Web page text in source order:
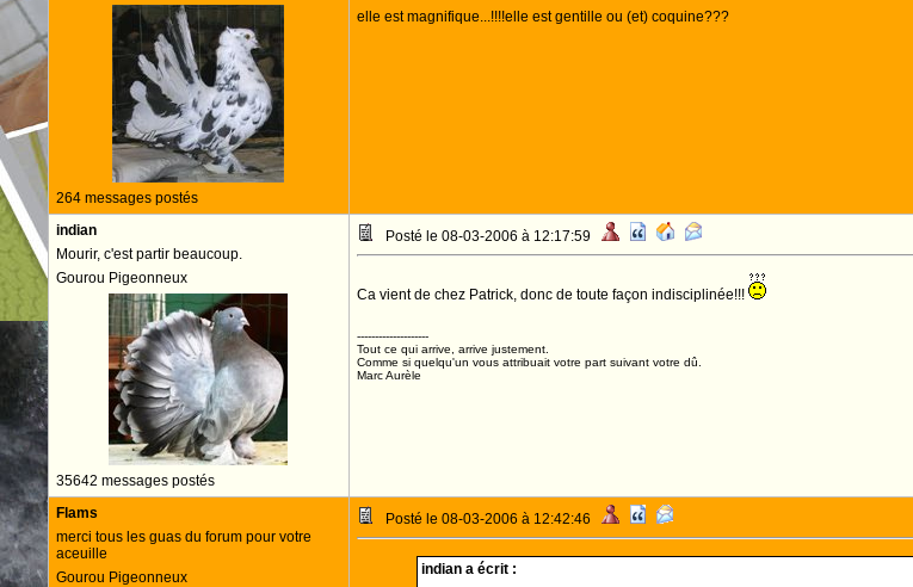
264 messages postés
elle est magnifique...!!!!elle est gentille ou (et) coquine???
indian
Mourir, c'est partir beaucoup.
Gourou Pigeonneux
35642 messages postés
Posté le 08-03-2006 à 12:17:59
Ca vient de chez Patrick, donc de toute façon indisciplinée!!!
--------------------
Tout ce qui arrive, arrive justement.
Comme si quelqu'un vous attribuait votre part suivant votre dû.
Marc Aurèle
Flams
merci tous les guas du forum pour votre
aceuille
Gourou Pigeonneux
Posté le 08-03-2006 à 12:42:46
indian a écrit :